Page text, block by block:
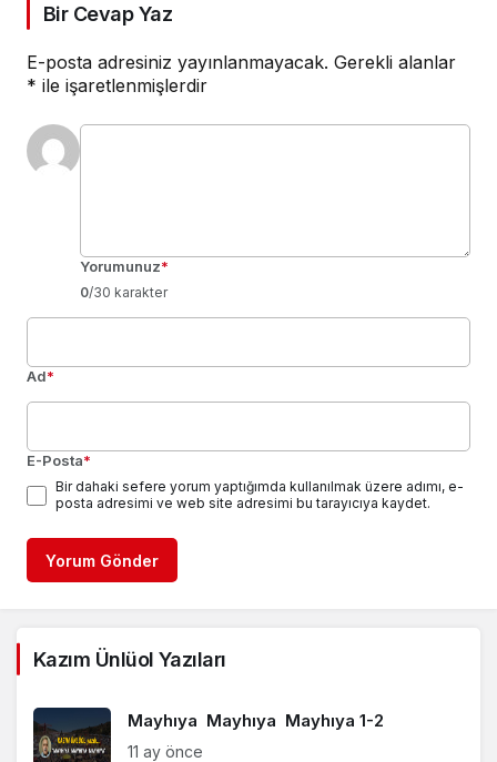
Bir Cevap Yaz
E-posta adresiniz yayınlanmayacak. Gerekli alanlar
* ile işaretlenmişlerdir
Yorumunuz*
0/30 karakter
Ad*
E-Posta*
Bir dahaki sefere yorum yaptığımda kullanılmak üzere adımı, e-
posta adresimi ve web site adresimi bu tarayıcıya kaydet.
Yorum Gönder
Kazım Ünlüol Yazıları
Mayhıya Mayhıya Mayhıya 1-2
11 ay önce